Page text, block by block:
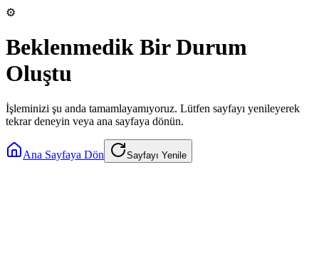
⚙️
Beklenmedik Bir Durum
Oluştu
İşleminizi şu anda tamamlayamıyoruz. Lütfen sayfayı yenileyerek
tekrar deneyin veya ana sayfaya dönün.
Ana Sayfaya Dön Sayfayı Yenile